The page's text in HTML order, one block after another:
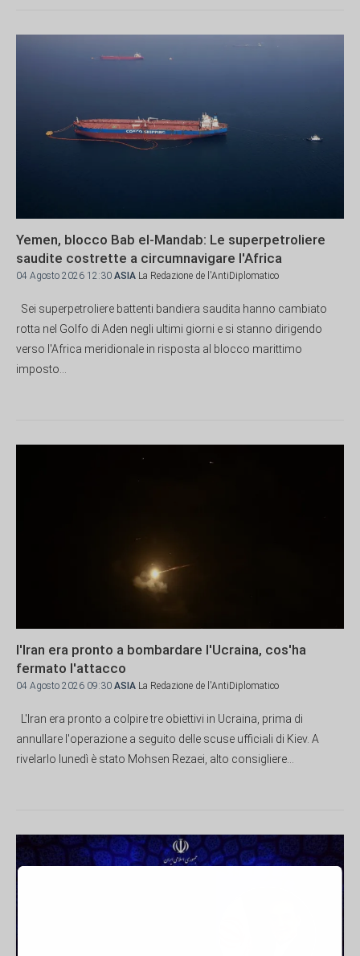
Yemen, blocco Bab el-Mandab: Le superpetroliere
saudite costrette a circumnavigare l'Africa
04 Agosto 2026 12:30 ASIA La Redazione de l'AntiDiplomatico
Sei superpetroliere battenti bandiera saudita hanno cambiato
rotta nel Golfo di Aden negli ultimi giorni e si stanno dirigendo
verso l'Africa meridionale in risposta al blocco marittimo
imposto...
l'Iran era pronto a bombardare l'Ucraina, cos'ha
fermato l'attacco
04 Agosto 2026 09:30 ASIA La Redazione de l'AntiDiplomatico
L'Iran era pronto a colpire tre obiettivi in Ucraina, prima di
annullare l'operazione a seguito delle scuse ufficiali di Kiev. A
rivelarlo lunedì è stato Mohsen Rezaei, alto consigliere...